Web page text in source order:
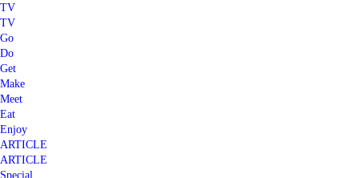
TV
TV
Go
Do
Get
Make
Meet
Eat
Enjoy
ARTICLE
ARTICLE
Special